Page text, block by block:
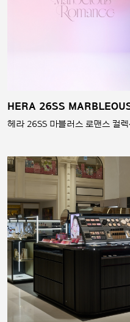
HERA 26SS
헤라 26SS 마블러스 로맨스 컬렉